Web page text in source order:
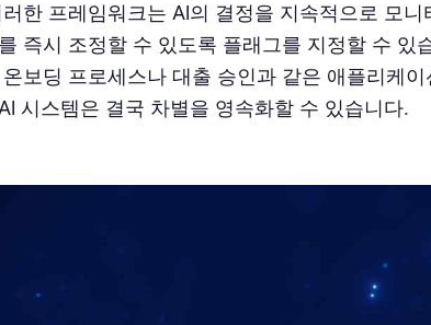
한 프레임워크는 AI의 결정을 지속적으로 모
즉시 조정할 수 있도록 플래그를 지정할 수 있
보딩 프로세스나 대출 승인과 같은 애플리케
시스템은 결국 차별을 영속화할 수 있습니다.